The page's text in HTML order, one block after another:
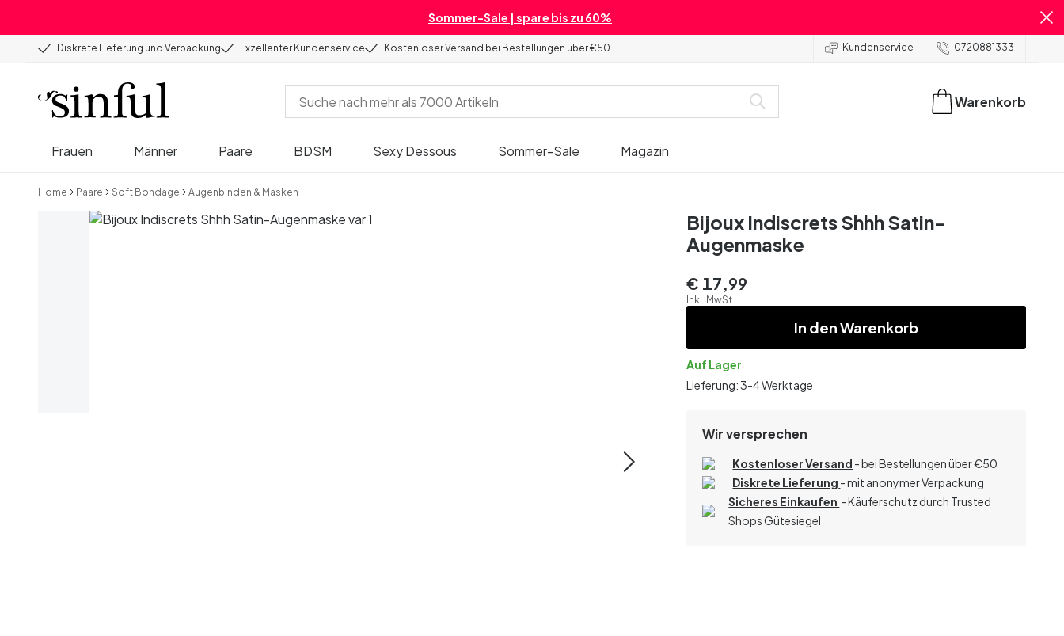
Sommer-Sale | spare bis zu 60%
Diskrete Lieferung und Verpackung Exzellenter Kundenservice Kostenloser Versand bei Bestellungen über €50 Kundenservice 0720881333
Frauen Männer Paare BDSM Sexy Dessous Sommer-Sale Magazin
Warenkorb
Home Paare Soft Bondage Augenbinden & Masken
Bijoux Indiscrets Shhh Satin-
Augenmaske
€ 17,99
Inkl. MwSt.
In den Warenkorb
Auf Lager
Lieferung: 3-4 Werktage
Wir versprechen
Kostenloser Versand - bei Bestellungen über€50
Diskrete Lieferung - mit anonymer Verpackung
Sicheres Einkaufen - Käuferschutz durch Trusted
Shops Gütesiegel